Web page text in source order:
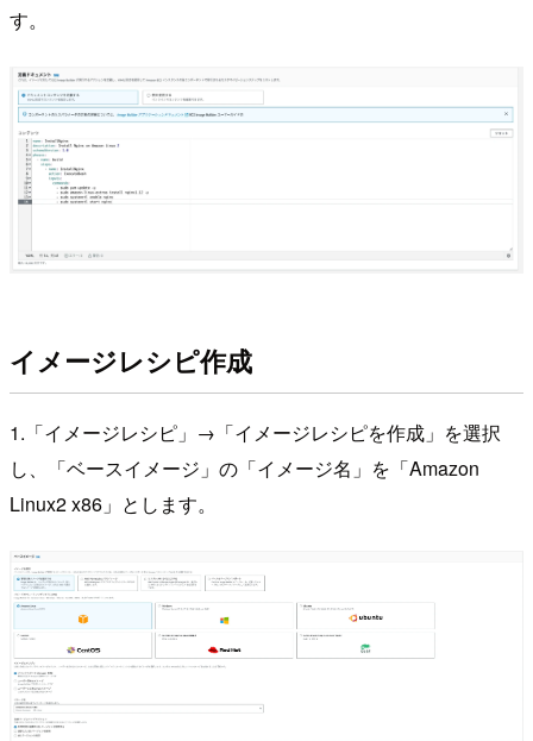
す。
イメージレシピ作成
1.「イメージレシピ」→「イメージレシピを作成」を選択
し、「ベースイメージ」の「イメージ名」を「Amazon
Linux2 x86」とします。